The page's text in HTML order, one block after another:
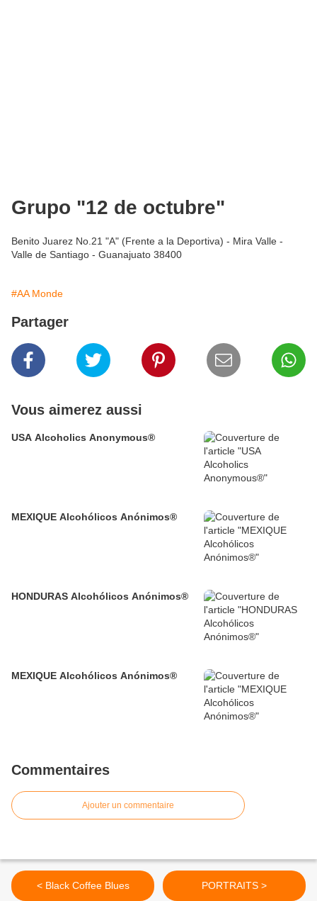
Grupo "12 de octubre"
Benito Juarez No.21 "A" (Frente a la Deportiva) - Mira Valle -
Valle de Santiago - Guanajuato 38400
#AA Monde
Partager
Vous aimerez aussi
USA Alcoholics Anonymous®
MEXIQUE Alcohólicos Anónimos®
HONDURAS Alcohólicos Anónimos®
MEXIQUE Alcohólicos Anónimos®
Commentaires
Ajouter un commentaire
< Black Coffee Blues PORTRAITS >